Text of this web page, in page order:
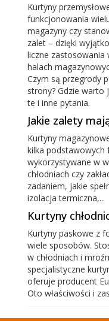
Kurtyny
funkcjonowania
magazyny czy
zalet – dzięki
liczne zastosowania
halach
Czym są przegrody
strony? Gdzie warto
te i inne pytania.
Jakie zalety
Kurtyny
kilka podstawowych
wykorzystywane w
chłodniach czy
zadaniem, jakie
izolacja termiczna,...
Kurtyny
Kurtyny paskowe z
wiele sposobów.
w chłodniach i
specjalistyczne
oferuje producent
Oto właściwości i